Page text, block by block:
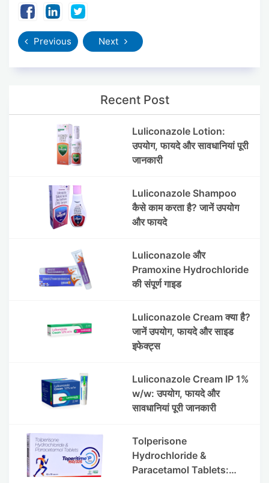
Previous Next
Recent Post
Luliconazole Lotion:
उपयोग, फायदे और सावधानियां पूरी
जानकारी
Luliconazole Shampoo
कैसे काम करता है? जानें उपयोग
और फायदे
Luliconazole और
Pramoxine Hydrochloride
की संपूर्ण गाइड
Luliconazole Cream क्या है?
जानें उपयोग, फायदे और साइड
इफेक्ट्स
Luliconazole Cream IP 1%
w/w: उपयोग, फायदे और
सावधानियां पूरी जानकारी
Tolperisone
Hydrochloride &
Paracetamol Tablets: